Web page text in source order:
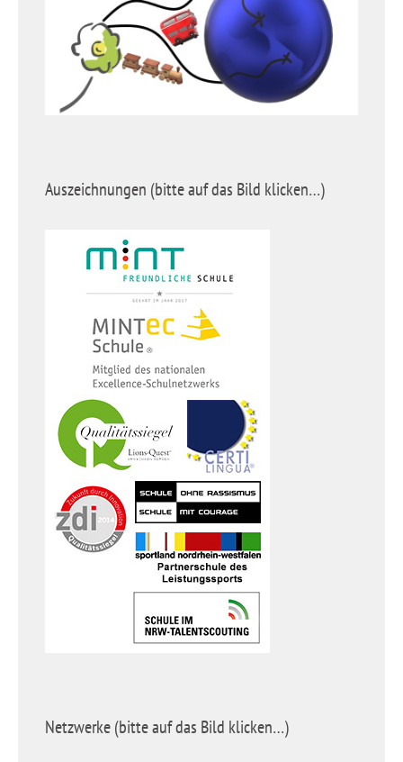
Auszeichnungen (bitte auf das Bild klicken…)
Netzwerke (bitte auf das Bild klicken…)